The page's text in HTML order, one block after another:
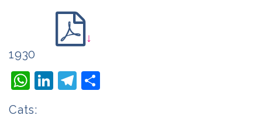
↓
1930
WhatsApp
LinkedIn
Telegram
Cats: